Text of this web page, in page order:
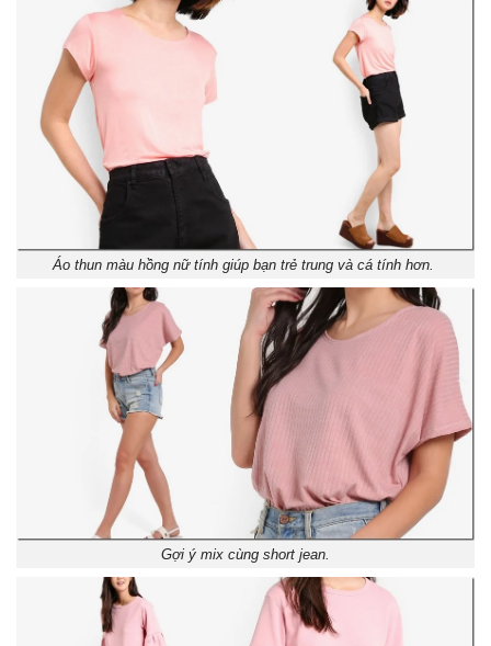
Áo thun màu hồng nữ tính giúp bạn trẻ trung và cá tính hơn.
Gợi ý mix cùng short jean.